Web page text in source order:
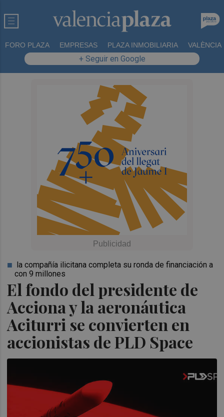
FORO PLAZA EMPRESAS PLAZA INMOBILIARIA VALÈNCIA
+ Seguir en Google
El fondo del presidente de
Acciona y la aeronáutica
Aciturri se convierten en
accionistas de PLD Space
la compañía ilicitana completa su ronda de financiación a
con 9 millones